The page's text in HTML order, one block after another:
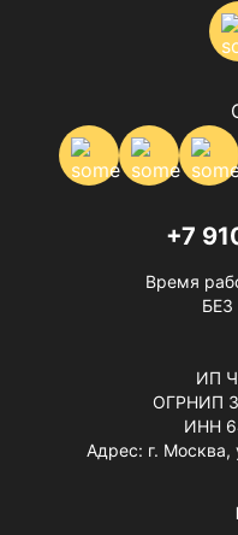
+7
Время
ИП
ОГРНИП
ИНН
Адрес: г.